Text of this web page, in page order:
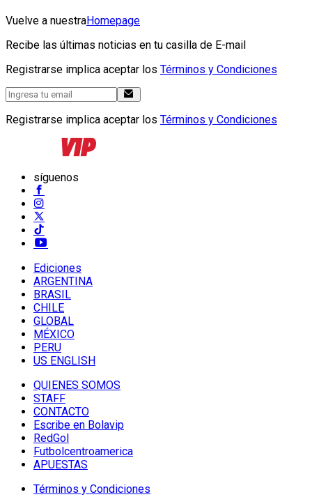
Vuelve a nuestraHomepage
Recibe las últimas noticias en tu casilla de E-mail
Registrarse implica aceptar los Términos y Condiciones
Registrarse implica aceptar los Términos y Condiciones
síguenos
Ediciones
ARGENTINA
BRASIL
CHILE
GLOBAL
MÉXICO
PERU
US ENGLISH
QUIENES SOMOS
STAFF
CONTACTO
Escribe en Bolavip
RedGol
Futbolcentroamerica
APUESTAS
Términos y Condiciones